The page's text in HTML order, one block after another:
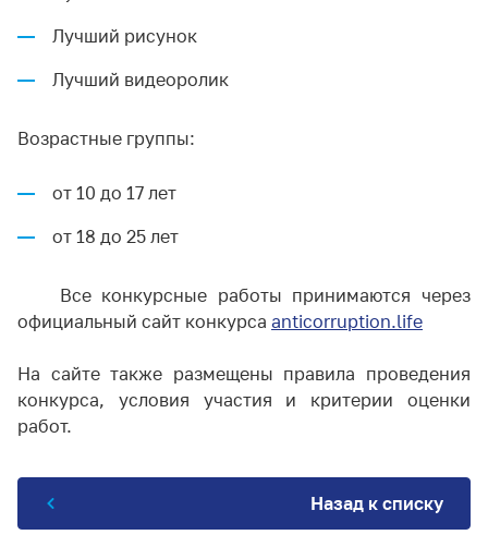
Лучший рисунок
Лучший видеоролик
Возрастные группы:
от 10 до 17 лет
от 18 до 25 лет
Все конкурсные работы принимаются через
официальный сайт конкурса anticorruption.life
На сайте также размещены правила проведения
конкурса, условия участия и критерии оценки
работ.
Назад к списку